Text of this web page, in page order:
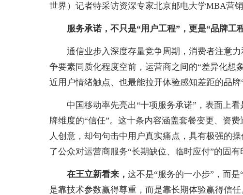
世界）记者特采访资深专家北京邮电大学MBA营销
服务承诺，不只是“用户工程”，更是“品牌工
通信业步入深度存量竞争周期，消费者注意
争要素同质化程度空前，运营商之间的“差异化想
近用户情绪触点、也最能拉开体验感知差距的品牌
中国移动率先亮出“十项服务承诺”，表面上
牌维度的“信任”。这十条内容涵盖套餐变更、资
人创意，却句句击中用户真实痛点，具有极强的
了公众对运营商服务“长期缺位、临时应付”的固
在王立新看来 ， 这不是“服务的一小步”，而
是靠技术参数赢得尊重，而是靠长期体验赢得信